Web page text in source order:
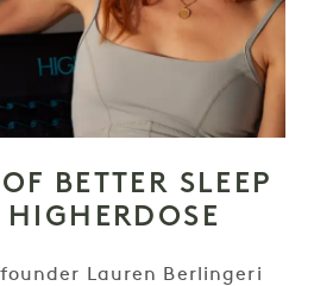
BETTER SLEEP
founder Lauren Berlingeri